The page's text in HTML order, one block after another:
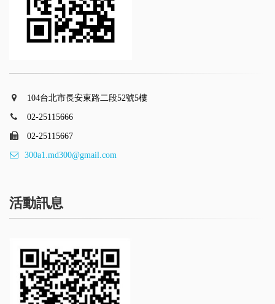
104台北市長安東路二段52號5樓
02-25115666
02-25115667
300a1.md300@gmail.com
活動訊息